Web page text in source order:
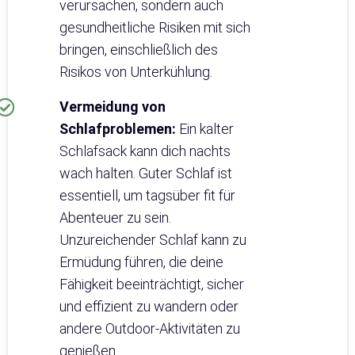
verursachen, sondern auch
gesundheitliche Risiken mit sich
bringen, einschließlich des
Risikos von Unterkühlung.
Vermeidung von
Schlafproblemen: Ein kalter
Schlafsack kann dich nachts
wach halten. Guter Schlaf ist
essentiell, um tagsüber fit für
Abenteuer zu sein.
Unzureichender Schlaf kann zu
Ermüdung führen, die deine
Fähigkeit beeinträchtigt, sicher
und effizient zu wandern oder
andere Outdoor-Aktivitäten zu
genießen.